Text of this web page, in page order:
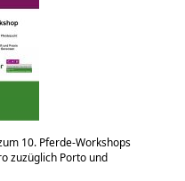
10. Pferde-Workshops
zuzüglich Porto und